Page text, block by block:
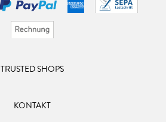
TRUSTED SHOPS
KONTAKT